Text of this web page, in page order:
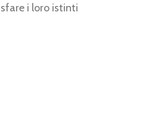
i loro istinti